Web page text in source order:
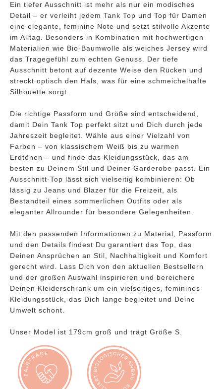
Ein tiefer Ausschnitt ist mehr als nur ein modisches
Detail – er verleiht jedem Tank Top und Top für Damen
eine elegante, feminine Note und setzt stilvolle Akzente
im Alltag. Besonders in Kombination mit hochwertigen
Materialien wie Bio-Baumwolle als weiches Jersey wird
das Tragegefühl zum echten Genuss. Der tiefe
Ausschnitt betont auf dezente Weise den Rücken und
streckt optisch den Hals, was für eine schmeichelhafte
Silhouette sorgt.
Die richtige Passform und Größe sind entscheidend,
damit Dein Tank Top perfekt sitzt und Dich durch jede
Jahreszeit begleitet. Wähle aus einer Vielzahl von
Farben – von klassischem Weiß bis zu warmen
Erdtönen – und finde das Kleidungsstück, das am
besten zu Deinem Stil und Deiner Garderobe passt. Ein
Ausschnitt-Top lässt sich vielseitig kombinieren: Ob
lässig zu Jeans und Blazer für die Freizeit, als
Bestandteil eines sommerlichen Outfits oder als
eleganter Allrounder für besondere Gelegenheiten.
Mit den passenden Informationen zu Material, Passform
und den Details findest Du garantiert das Top, das
Deinen Ansprüchen an Stil, Nachhaltigkeit und Komfort
gerecht wird. Lass Dich von den aktuellen Bestsellern
und der großen Auswahl inspirieren und bereichere
Deinen Kleiderschrank um ein vielseitiges, feminines
Kleidungsstück, das Dich lange begleitet und Deine
Umwelt schont.
Unser Model ist 179cm groß und trägt Größe S.